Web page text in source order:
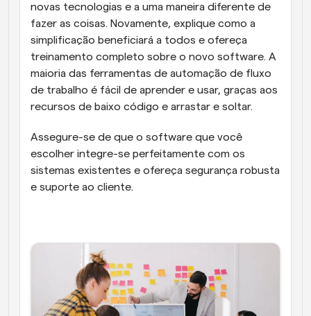
novas tecnologias e a uma maneira diferente de
fazer as coisas. Novamente, explique como a
simplificação beneficiará a todos e ofereça
treinamento completo sobre o novo software. A
maioria das ferramentas de automação de fluxo
de trabalho é fácil de aprender e usar, graças aos
recursos de baixo código e arrastar e soltar.
Assegure-se de que o software que você
escolher integre-se perfeitamente com os
sistemas existentes e ofereça segurança robusta
e suporte ao cliente.